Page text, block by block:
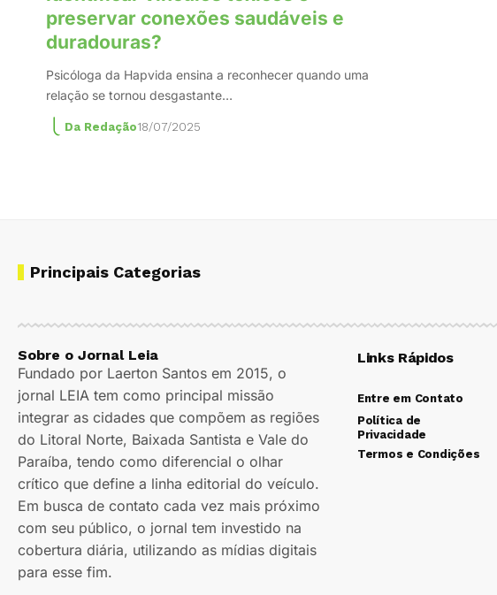
preservar conexões saudáveis e
duradouras?
Psicóloga da Hapvida ensina a reconhecer quando uma
relação se tornou desgastante…
Da Redação18/07/2025
Principais Categorias
Sobre o Jornal Leia
Fundado por Laerton Santos em 2015, o
jornal LEIA tem como principal missão
integrar as cidades que compõem as regiões
do Litoral Norte, Baixada Santista e Vale do
Paraíba, tendo como diferencial o olhar
crítico que define a linha editorial do veículo.
Em busca de contato cada vez mais próximo
com seu público, o jornal tem investido na
cobertura diária, utilizando as mídias digitais
para esse fim.
Links Rápidos
Entre em Contato
Política de
Privacidade
Termos e Condições